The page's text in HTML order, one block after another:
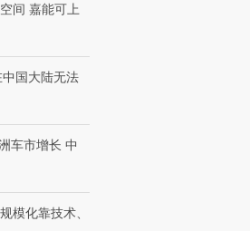
间 嘉能可上
国大陆无法
车市增长 中
模化靠技术、